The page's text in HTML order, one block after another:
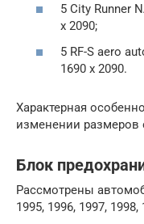
5 City Runner
x 2090;
5 RF-S aero
1690 x 2090.
Характерная
изменении размеров
Блок
Рассмотрены
1995, 1996, 1997,